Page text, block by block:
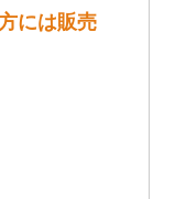
には販売